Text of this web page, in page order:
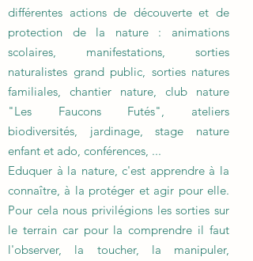
différentes actions de découverte et de
protection de la nature : animations
scolaires, manifestations, sorties
naturalistes grand public, sorties natures
familiales, chantier nature, club nature
"Les Faucons Futés", ateliers
biodiversités, jardinage, stage nature
enfant et ado, conférences, ...
Eduquer à la nature, c'est apprendre à la
connaître, à la protéger et agir pour elle.
Pour cela nous privilégions les sorties sur
le terrain car pour la comprendre il faut
l'observer, la toucher, la manipuler,